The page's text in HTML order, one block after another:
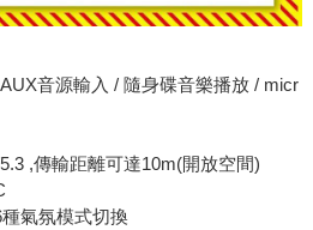
音源輸入 / 隨身碟音樂播放 / micr
傳輸距離可達10m(開放空間)
氛模式切換